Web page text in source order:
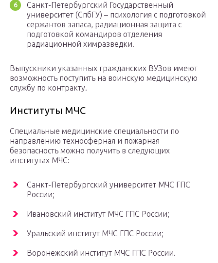
Санкт-Петербургский Государственный
университет (СпбГУ) – психология с подготовкой
сержантов запаса, радиационная защита с
подготовкой командиров отделения
радиационной химразведки.
Выпускники указанных гражданских ВУЗов имеют
возможность поступить на воинскую медицинскую
службу по контракту.
Институты МЧС
Специальные медицинские специальности по
направлению техносферная и пожарная
безопасность можно получить в следующих
институтах МЧС:
Санкт-Петербургский университет МЧС ГПС
России;
Ивановский институт МЧС ГПС России;
Уральский институт МЧС ГПС России;
Воронежский институт МЧС ГПС России.